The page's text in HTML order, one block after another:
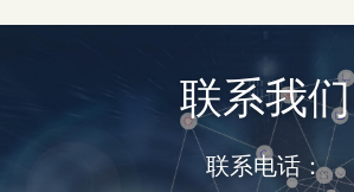
联系我们
联系电话：